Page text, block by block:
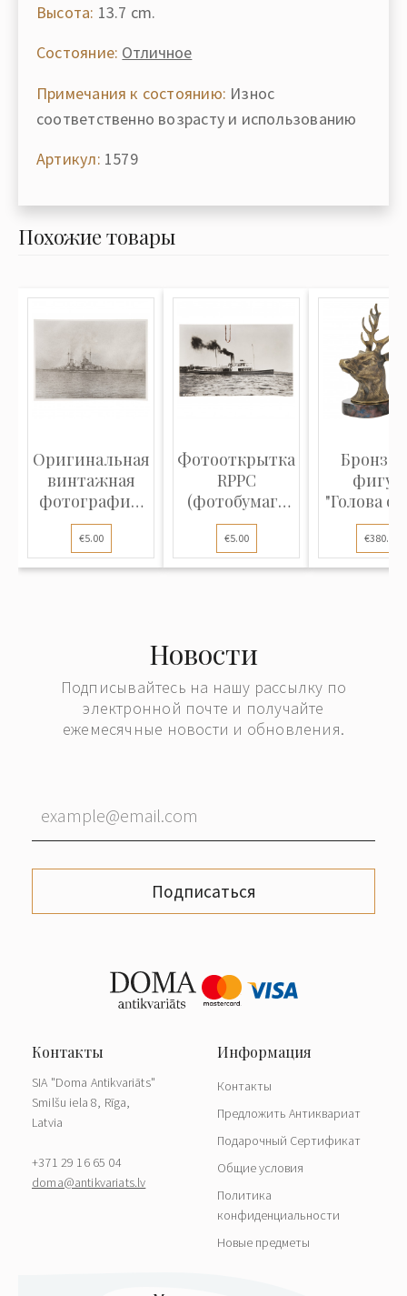
Высота: 13.7 cm.
Состояние: Отличное
Примечания к состоянию: Износ
соответственно возрасту и использованию
Артикул: 1579
Похожие товары
Оригинальная
винтажная
фотография:
Военный
корабль /
Дредноут
€5.00
Фотооткрытка
RPPC
(фотобумага
Agfa): Паровая
яхта "Gerda" из
Штеттина
30-е гг.)
€5.00
"Голова
€380.00
Новости
Подписывайтесь на нашу рассылку по
электронной почте и получайте
ежемесячные новости и обновления.
Подписаться
SIA "Doma Antikvariāts"
Smilšu iela 8, Rīga,
Latvia
+371 29 16 65 04
doma@antikvariats.lv
Контакты
Предложить Антиквариат
Подарочный Сертификат
Общие условия
Политика
конфиденциальности
Новые предметы